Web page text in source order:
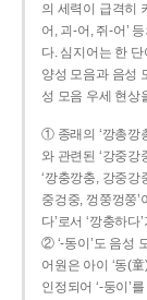
의 세력이 급격히
어, 괴-어, 쥐-어’
다. 심지어는 한
양성 모음과 음성
성 모음 우세 현상
① 종래의 ‘깡총깡
와 관련된 ‘강중강
‘깡충깡충, 강중강
중겅중, 껑쭝껑쭝’
다’로서 ‘깡충하
② ‘-동이’도 음성
어원은 아이 ‘동(
인정되어 ‘-둥이’